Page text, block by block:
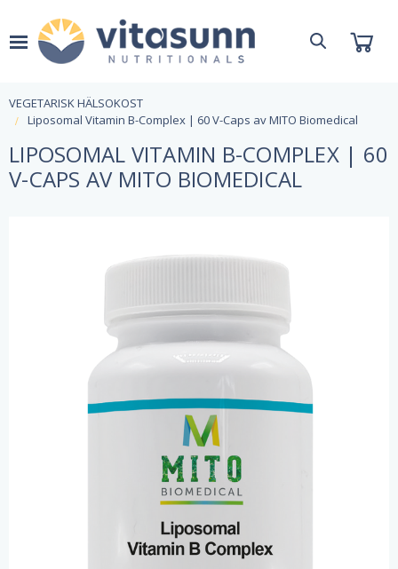
VEGETARISK HÄLSOKOST
Liposomal Vitamin B-Complex | 60 V-Caps av MITO Biomedical
LIPOSOMAL VITAMIN B-COMPLEX | 60
V-CAPS AV MITO BIOMEDICAL